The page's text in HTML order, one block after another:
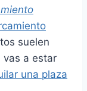
suelen
vas a estar
una plaza